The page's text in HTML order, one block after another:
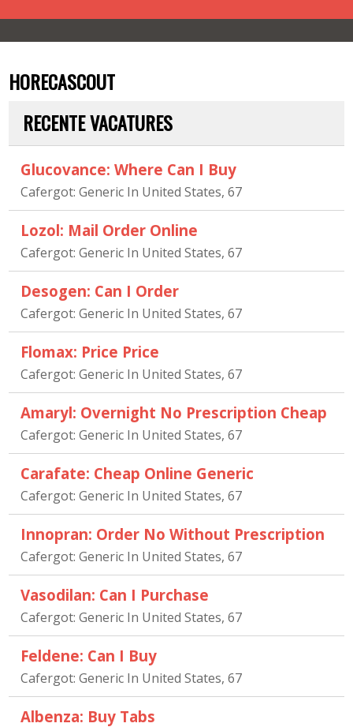
HORECASCOUT
RECENTE VACATURES
Glucovance: Where Can I Buy
Cafergot: Generic In United States, 67
Lozol: Mail Order Online
Cafergot: Generic In United States, 67
Desogen: Can I Order
Cafergot: Generic In United States, 67
Flomax: Price Price
Cafergot: Generic In United States, 67
Amaryl: Overnight No Prescription Cheap
Cafergot: Generic In United States, 67
Carafate: Cheap Online Generic
Cafergot: Generic In United States, 67
Innopran: Order No Without Prescription
Cafergot: Generic In United States, 67
Vasodilan: Can I Purchase
Cafergot: Generic In United States, 67
Feldene: Can I Buy
Cafergot: Generic In United States, 67
Albenza: Buy Tabs